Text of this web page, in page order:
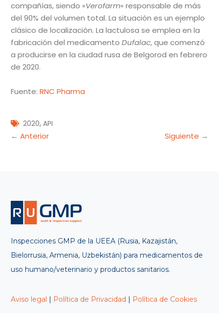
compañías, siendo «Verofarm» responsable de más
del 90% del volumen total. La situación es un ejemplo
clásico de localización. La lactulosa se emplea en la
fabricación del medicamentoDufalac, que comenzó
a producirse en la ciudad rusa de Belgorod en febrero
de 2020.
Fuente:RNC Pharma
2020,API
Navegación
← Anterior Siguiente →
Inspecciones GMP de la UEEA (Rusia, Kazajistán,
Bielorrusia, Armenia, Uzbekistán) para medicamentos de
uso humano/veterinario y productos sanitarios.
Aviso legal | Política de Privacidad | Política de Cookies